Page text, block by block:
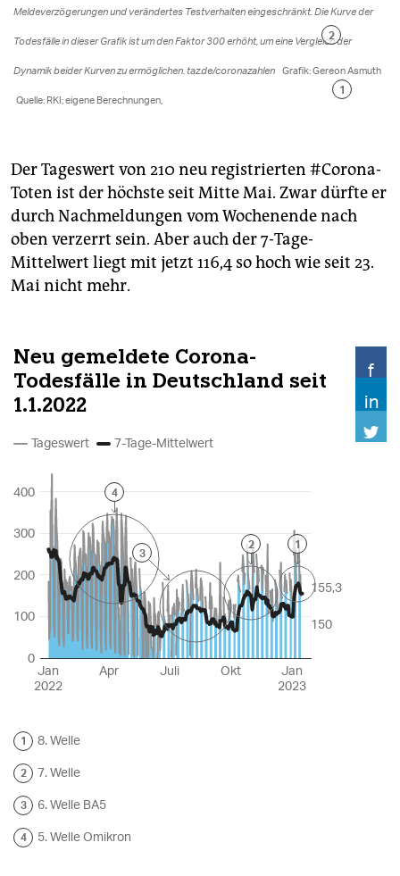
Der Tageswert von 210 neu registrierten #Corona-
Toten ist der höchste seit Mitte Mai. Zwar dürfte er
durch Nachmeldungen vom Wochenende nach
oben verzerrt sein. Aber auch der 7-Tage-
Mittelwert liegt mit jetzt 116,4 so hoch wie seit 23.
Mai nicht mehr.